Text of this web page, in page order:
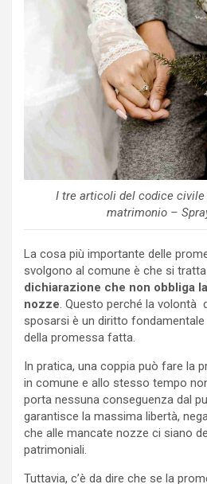
I tre articoli del codice
matrimonio –
La cosa più importante delle
svolgono al comune è che si
dichiarazione che non obbliga
nozze. Questo perché la volontà
sposarsi è un diritto fondamentale
della promessa fatta.
In pratica, una coppia può fare la
in comune e allo stesso tempo
porta nessuna conseguenza dal
garantisce la massima libertà,
che alle mancate nozze ci siano
patrimoniali.
Tuttavia, c’è da dire che se la